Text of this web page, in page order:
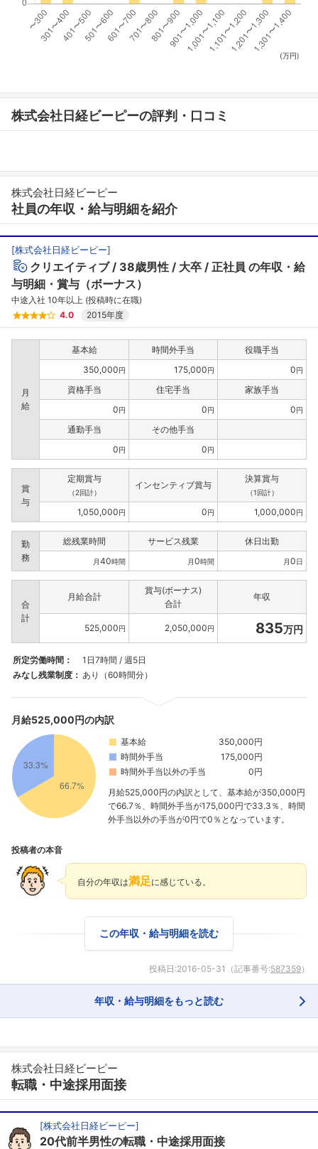
こちらの企業もフォローしませんか？
(万円)
株式会社日経ビーピーの評判・口コミ
株式会社日経ビーピー
社員の年収・給与明細を紹介
[株式会社日経ビーピー]
クリエイティブ 38歳男性 大卒 正社員 の年収・給
与明細・賞与（ボーナス）
中途入社 10年以上 (投稿時に在職)
4.0
2015年度
月
給
基本給 時間外手当
役職手当
350,000円 175,000円 0円
資格手当 住宅手当
家族手当
0円 0円 0円
通勤手当
その他手当
0円 0円
賞
与
定期賞与
（2回計）
インセンティブ賞与
決算賞与
（1回計）
1,050,000円 0円 1,000,000円
勤
務
総残業時間 サービス残業 休日出勤
月40時間 月0時間 月0日
合
計
月給合計
賞与(ボーナス)
合計
年収
525,000円 2,050,000円 835万円
所定労働時間：
1日7時間 / 週5日
みなし残業制度： あり（60時間分）
月給525,000円の内訳
基本給
350,000円
時間外手当
175,000円
時間外手当以外の手当
0円
月給525,000円の内訳として、基本給が350,000円
で66.7％、時間外手当が175,000円で33.3％、時間
外手当以外の手当が0円で0％となっています。
投稿者の本音
自分の年収は満足 に感じている。
この年収・給与明細を読む
投稿日:2016-05-31 （記事番号:587359）
年収・給与明細をもっと読む
株式会社日経ビーピー
転職・中途採用面接
[株式会社日経ビーピー]
20代前半男性の転職・中途採用面接